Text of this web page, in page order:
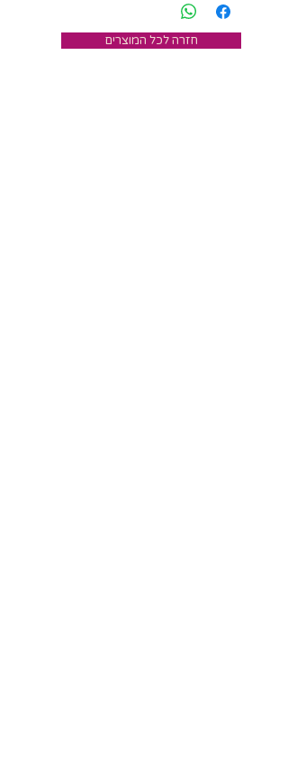
חזרה לכל המוצרים